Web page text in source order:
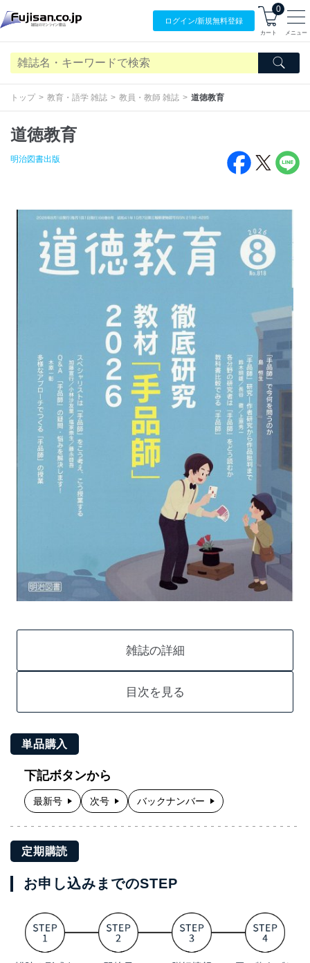
ログイン/新規無料登録
0
カート メニュー
トップ 教育・語学 雑誌 教員・教師 雑誌 道徳教育
道徳教育
明治図書出版
雑誌の詳細
目次を見る
単品購入
下記ボタンから
最新号 次号 バックナンバー
定期購読
お申し込みまでのSTEP